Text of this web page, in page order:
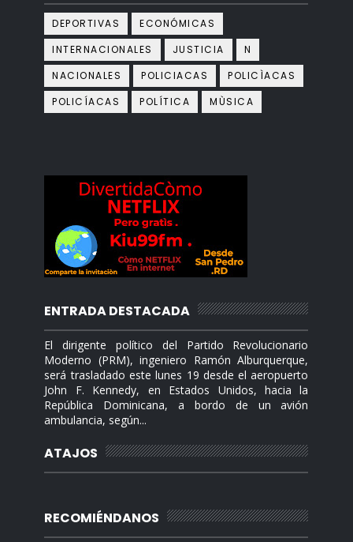
DEPORTIVAS
ECONÓMICAS
INTERNACIONALES
JUSTICIA
N
NACIONALES
POLICIACAS
POLICÌACAS
POLICÍACAS
POLÍTICA MÙSICA
ENTRADA DESTACADA
El dirigente político del Partido Revolucionario
Moderno (PRM), ingeniero Ramón Alburquerque,
será trasladado este lunes 19 desde el aeropuerto
John F. Kennedy, en Estados Unidos, hacia la
República Dominicana, a bordo de un avión
ambulancia, según...
ATAJOS
RECOMIÉNDANOS